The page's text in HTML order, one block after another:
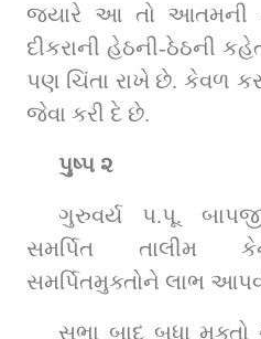
જ્યારે આ તો આતમની
દીકરાની હેઠની-ઠેઠની
પણ ચિંતા રાખે છે. કેવળ
જેવા કરી દે છે.
પુષ્પ ૨
ગુરુવર્ય પ.પૂ.
સમર્પિત તાલીમ
સમર્પિતમુક્તોને લાભ આપવા
સભા બાદ બધા મુક્તો